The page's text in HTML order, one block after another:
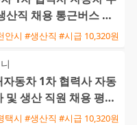
산직 채용 통근버스 운
안시 #생산직 #시급 10,320원
동차 1차 협력사 자동
및 생산 직원 채용 평택
택시 #생산직 #시급 10,320원